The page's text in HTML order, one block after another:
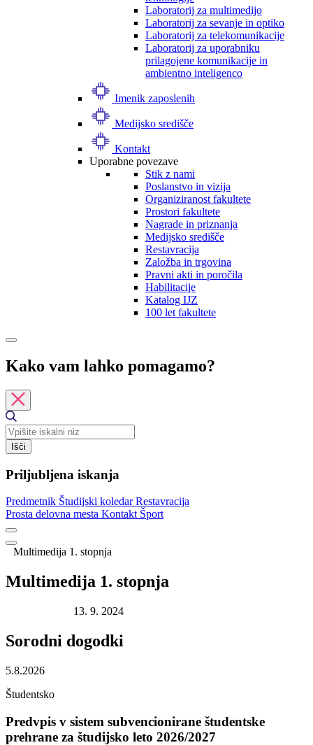
Laboratorij za multimedijo
Laboratorij za sevanje in optiko
Laboratorij za telekomunikacije
Laboratorij za uporabniku
prilagojene komunikacije in
ambientno inteligenco
Imenik zaposlenih
Medijsko središče
Kontakt
Uporabne povezave
Stik z nami
Poslanstvo in vizija
Organiziranost fakultete
Prostori fakultete
Nagrade in priznanja
Medijsko središče
Restavracija
Založba in trgovina
Pravni akti in poročila
Habilitacije
Katalog IJZ
100 let fakultete
Kako vam lahko pomagamo?
Išči
Priljubljena iskanja
Predmetnik Študijski koledarRestavracija
Prosta delovna mesta Kontakt Šport
Multimedija 1. stopnja
Multimedija 1. stopnja
13. 9. 2024
Sorodni dogodki
5.8.2026
Študentsko
Predvpis v sistem subvencionirane študentske
prehrane za študijsko leto 2026/2027